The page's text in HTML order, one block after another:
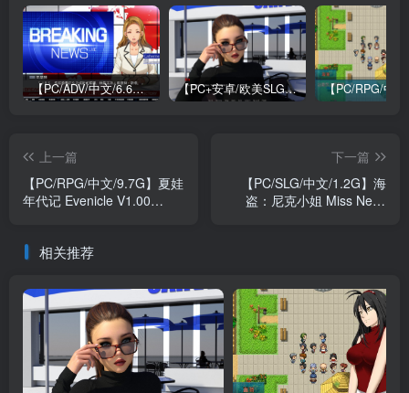
【PC/ADV/中文/6.6G】牺牲恶棍 SACRIFICE VILLAINS 官方中文版 【PC+安卓/欧美SLG/中文/484M】我们迷路了 We Are Lost V1.0 STEAM官方中文版
上一篇
【PC/RPG/中文/9.7G】夏娃
年代记 Evenicle V1.00
下一篇
【PC/SLG/中文/1.2G】海
盗：尼克小姐 Miss Neko
相关推荐